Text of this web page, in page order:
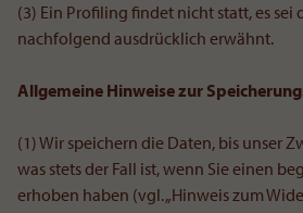
(3) Ein Profiling findet nicht statt, es sei
nachfolgend ausdrücklich erwähnt.
Allgemeine Hinweise zur
(1) Wir speichern die Daten, bis unser
was stets der Fall ist, wenn Sie einen
erhoben haben (vgl. „Hinweis zum